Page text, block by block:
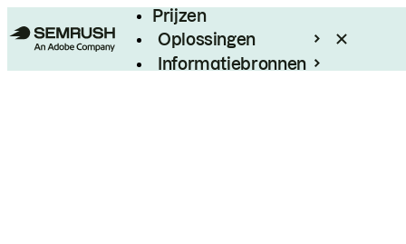
Prijzen
Oplossingen
Informatiebronnen